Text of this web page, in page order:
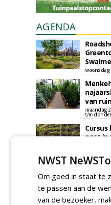
AGENDA
woensdag
van
maandag
t/m
past in
Vakdag
NWST
Om goed in staat te
te passen aan de
van de bezoeker,